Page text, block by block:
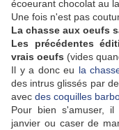
écoeurant chocolat au
Une fois n'est pas
La chasse aux oeufs
Les précédentes
vrais oeufs (vides
Il y a donc eu la
des intrus glissés par
avec des coquilles
Pour bien s'amuser,
janvier ou caser de